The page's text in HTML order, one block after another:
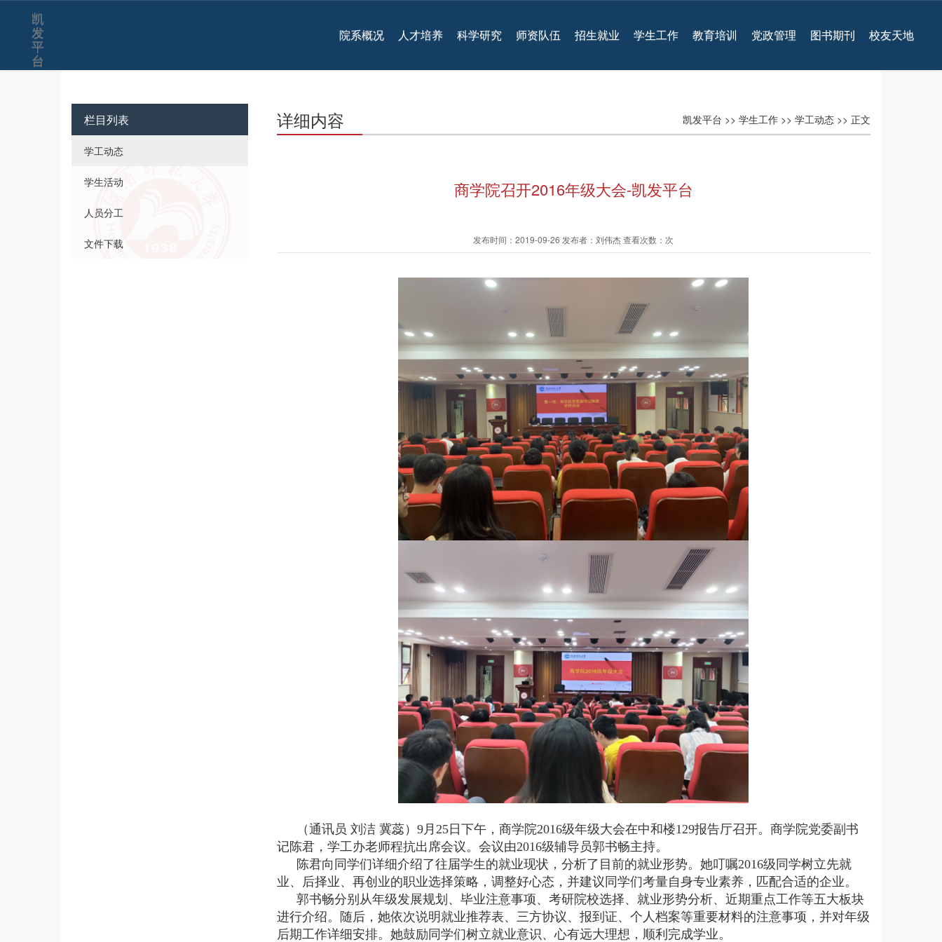
凯
发
平
台
院系概况 人才培养 科学研究 师资队伍 招生就业 学生工作 教育培训 党政管理 图书期刊 校友天地
栏目列表
学工动态
学生活动
人员分工
文件下载
凯发平台 >> 学生工作 >> 学工动态 >> 正文
详细内容
商学院召开2016年级大会-凯发平台
发布时间：2019-09-26 发布者：刘伟杰 查看次数：次
（通讯员 刘洁 冀蕊） 9月 25日下午，商学院2016级年级大会在中和楼129报告厅召开。商学院党委副书
记陈君，学工办老师程抗出席会议。会议由2016级辅导员郭书畅主持。
陈君向同学们详细介绍了往届学生的就业现状，分析了目前的就业形势。她叮嘱2016级同学树立先就
业、后择业、再创业的职业选择策略，调整好心态，并建议同学们考量自身专业素养，匹配合适的企业。
郭书畅分别从年级发展规划、毕业注意事项、考研院校选择、就业形势分析、近期重点工作等五大板块
进行介绍。随后，她依次说明就业推荐表、三方协议、报到证、个人档案等重要材料的注意事项，并对年级
后期工作详细安排。她鼓励同学们树立就业意识、心有远大理想，顺利完成学业。